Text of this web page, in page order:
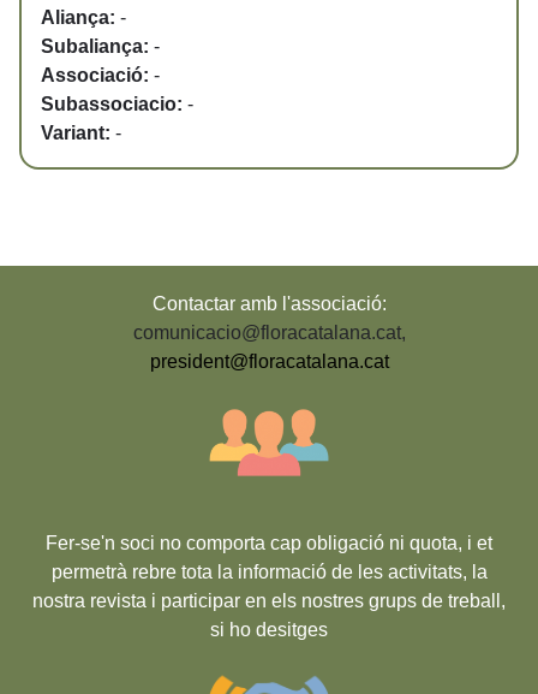
Aliança: -
Subaliança: -
Associació: -
Subassociacio: -
Variant: -
Contactar amb l'associació:
comunicacio@floracatalana.cat,
president@floracatalana.cat
Fer-se'n soci no comporta cap obligació ni quota, i et
permetrà rebre tota la informació de les activitats, la
nostra revista i participar en els nostres grups de treball,
si ho desitges